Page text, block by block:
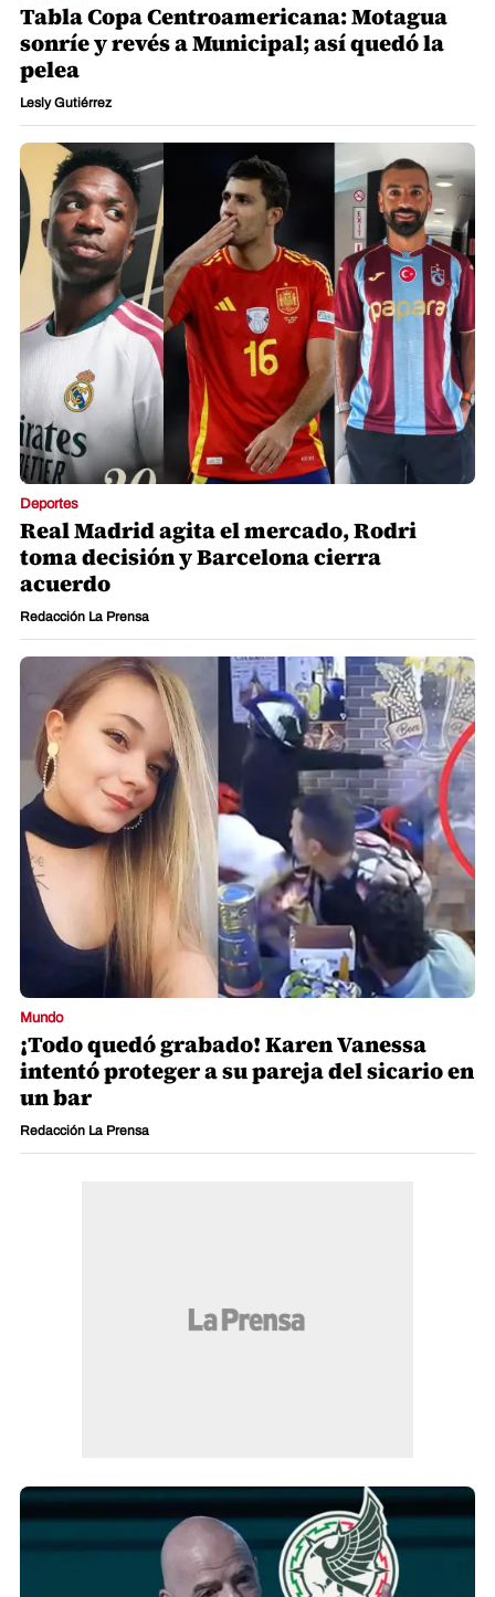
Tabla Copa Centroamericana: Motagua
sonríe y revés a Municipal; así quedó la
pelea
Lesly Gutiérrez
Deportes
Real Madrid agita el mercado, Rodri
toma decisión y Barcelona cierra
acuerdo
Redacción La Prensa
Mundo
¡Todo quedó grabado! Karen Vanessa
intentó proteger a su pareja del sicario en
un bar
Redacción La Prensa